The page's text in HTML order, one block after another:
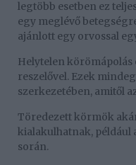
legtöbb esetben ez
egy meglévő
ajánlott egy orvossal
Helytelen körömápolás
reszelővel. Ezek
szerkezetében, amitől
Töredezett körmök
kialakulhatnak, például
során.